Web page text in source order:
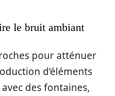
le bruit ambiant
pour atténuer
d’éléments
des fontaines,